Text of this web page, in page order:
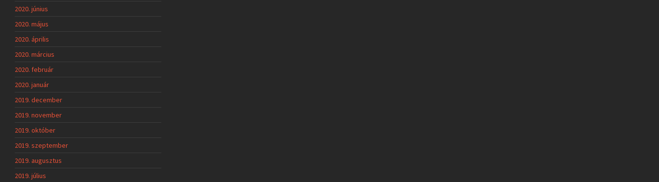
2020. június
2020. május
2020. április
2020. március
2020. február
2020. január
2019. december
2019. november
2019. október
2019. szeptember
2019. augusztus
2019. július